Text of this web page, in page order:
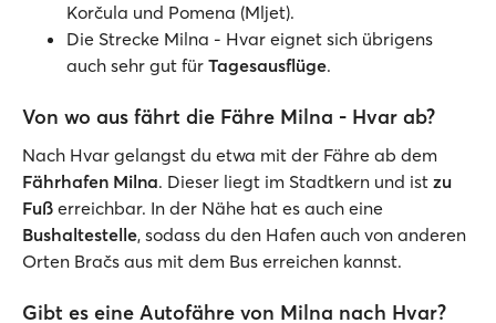
Korčula und Pomena (Mljet).
Die Strecke Milna - Hvar eignet sich übrigens
auch sehr gut für Tagesausflüge.
Von wo aus fährt die Fähre Milna - Hvar ab?
Nach Hvar gelangst du etwa mit der Fähre ab dem
Fährhafen Milna. Dieser liegt im Stadtkern und ist zu
Fuß erreichbar. In der Nähe hat es auch eine
Bushaltestelle, sodass du den Hafen auch von anderen
Orten Bračs aus mit dem Bus erreichen kannst.
Gibt es eine Autofähre von Milna nach Hvar?